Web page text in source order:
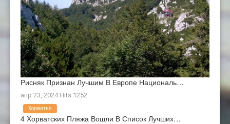
Рисняк Признан Лучшим В Европе Националь…
апр 23, 2024 Hits:1252
4 Хорватских Пляжа Вошли В Список Лучших…
Хорватия